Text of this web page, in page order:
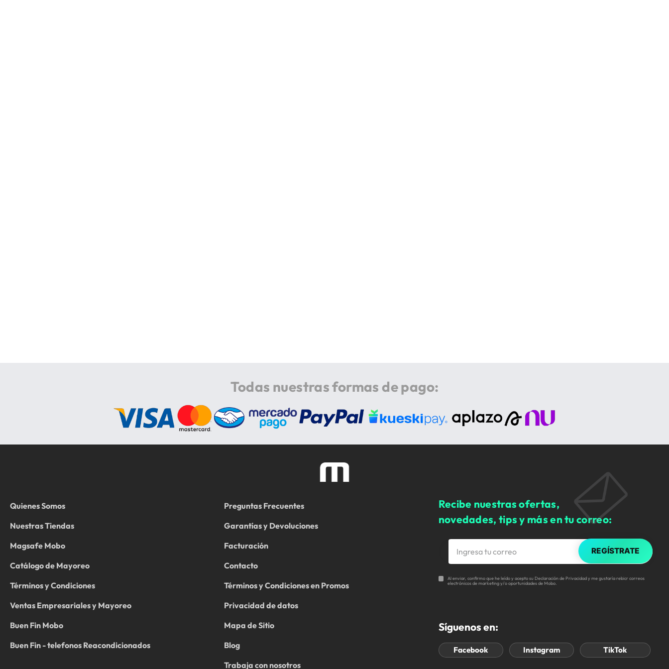
Todas nuestras formas de pago:
Quienes Somos
Nuestras Tiendas
Magsafe Mobo
Catálogo de Mayoreo
Términos y Condiciones
Ventas Empresariales y Mayoreo
Buen Fin Mobo
Buen Fin - telefonos Reacondicionados
Preguntas Frecuentes
Garantías y Devoluciones
Facturación
Contacto
Términos y Condiciones en Promos
Privacidad de datos
Mapa de Sitio
Blog
Trabaja con nosotros
Recibe nuestras ofertas,
novedades, tips y más en tu correo:
REGÍSTRATE
Al enviar, confirmo que he leído y acepto su Declaración de Privacidad y me gustaría rebicr correos
electrónicos de marketing y/o oportunidades de Mobo.
Síguenos en:
Facebook Instagram TikTok